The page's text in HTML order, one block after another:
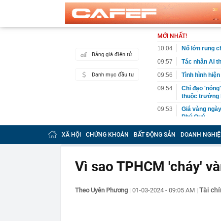
Bảng giá điện tử
Danh mục đầu tư
MỚI NHẤT!
10:04
Nổ lớn rung
09:57
Tác nhân AI
09:56
Tình hình
09:54
Chỉ đạo
thuộc trường
09:53
Giá vàng
Phú Quý,...
09:46
Diễn viên
khó cưỡng,
Hóa đơn hơn
09:39
Phong tỏa
09:31
200 CBCS
XÃ HỘI CHỨNG KHOÁN BẤT ĐỘNG SẢN DOANH
Vì sao TPHCM 'cháy'
Theo Uyên Phương | 01-03-2024 - 09:05 AM | Tài